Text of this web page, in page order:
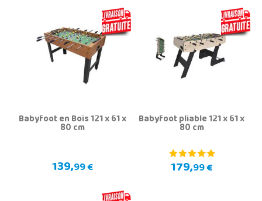
Babyfoot en Bois 121 x 61 x
80 cm
139,99 €
Babyfoot pliable 121 x 61 x
80 cm
179,99 €